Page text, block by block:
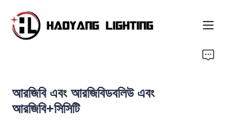
আরজিবি এবং আরজিবিডবলিউ এবং
আরজিবি+সিসিটি
পণ্য